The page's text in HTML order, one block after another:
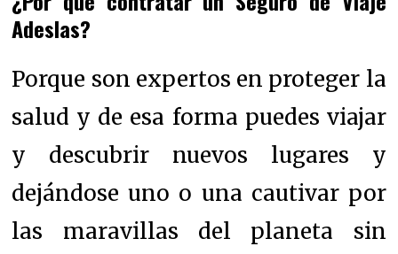
Adeslas?
Porque son expertos en proteger la
salud y de esa forma puedes viajar
y descubrir nuevos lugares y
dejándose uno o una cautivar por
las maravillas del planeta sin